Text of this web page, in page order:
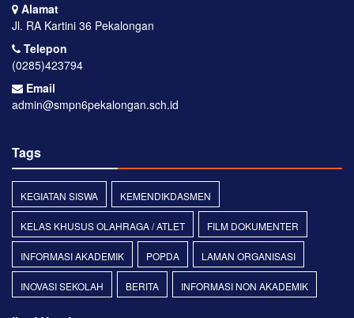
Alamat
Jl. RA Kartini 36 Pekalongan
Telepon
(0285)423794
Email
admin@smpn6pekalongan.sch.id
Tags
KEGIATAN SISWA KEMENDIKDASMEN
KELAS KHUSUS OLAHRAGA / ATLET FILM DOKUMENTER
INFORMASI AKADEMIK POPDA LAMAN ORGANISASI
INOVASI SEKOLAH BERITA INFORMASI NON AKADEMIK